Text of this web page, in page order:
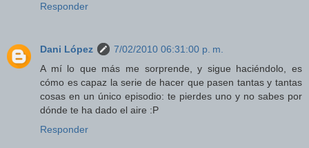
Responder
Dani López
7/02/2010 06:31:00 p. m.
A mí lo que más me sorprende, y sigue haciéndolo, es
cómo es capaz la serie de hacer que pasen tantas y tantas
cosas en un único episodio: te pierdes uno y no sabes por
dónde te ha dado el aire :P
Responder